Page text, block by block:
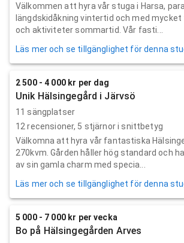
Välkommen att hyra vår stuga i Harsa,
längdskidåkning vintertid och med
och aktiviteter sommartid. Vår fasti...
Läs mer och se tillgänglighet för denna
2 500 - 4 000 kr per dag
Unik Hälsingegård i Järvsö
11 sängplatser
12 recensioner, 5 stjärnor i snittbetyg
Välkomna att hyra vår fantastiska
270kvm. Gården håller hög standard och
av sin gamla charm med specia...
Läs mer och se tillgänglighet för denna
5 000 - 7 000 kr per vecka
Bo på Hälsingegården Arves